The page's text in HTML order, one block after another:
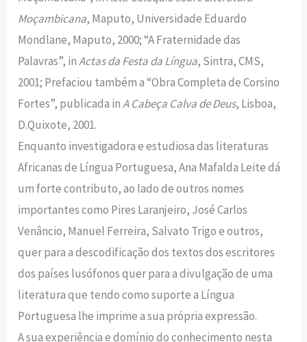
Moçambicana, Maputo, Universidade Eduardo
Mondlane, Maputo, 2000; “A Fraternidade das
Palavras”, inActas da Festa da Língua, Sintra, CMS,
2001; Prefaciou também a “Obra Completa de Corsino
Fortes”, publicada inA Cabeça Calva de Deus, Lisboa,
D.Quixote, 2001.
Enquanto investigadora e estudiosa das literaturas
Africanas de Língua Portuguesa, Ana Mafalda Leite dá
um forte contributo, ao lado de outros nomes
importantes como Pires Laranjeiro, José Carlos
Venâncio, Manuel Ferreira, Salvato Trigo e outros,
quer para a descodificação dos textos dos escritores
dos países lusófonos quer para a divulgação de uma
literatura que tendo como suporte a Língua
Portuguesa lhe imprime a sua própria expressão.
A sua experiência e domínio do conhecimento nesta